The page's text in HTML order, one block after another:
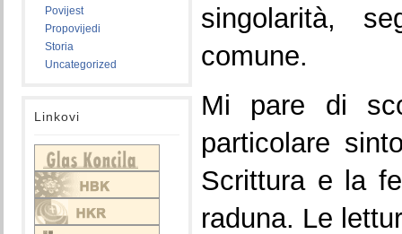
Povijest
Propovijedi
Storia
Uncategorized
Linkovi
singolarità,
comune.
Mi pare di
particolare
Scrittura e la
raduna. Le